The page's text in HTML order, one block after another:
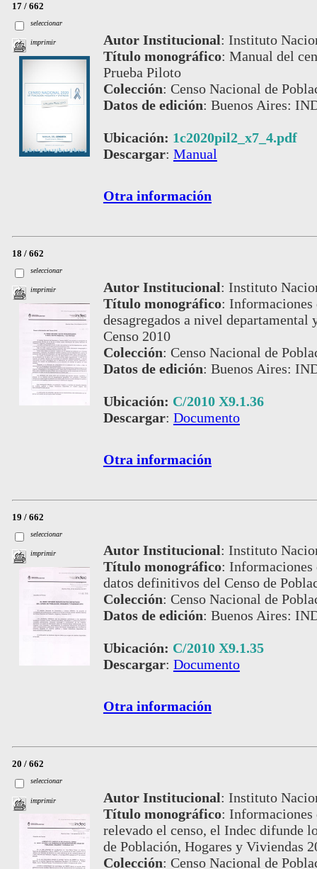
17 / 662
seleccionar
imprimir Autor Institucional: Instituto
Título monográfico: Manual del
Prueba Piloto
Colección: Censo Nacional de
Datos de edición: Buenos Aires:
Ubicación: 1c2020pil2_x7_4.pdf
Descargar: Manual
Otra información
18 / 662
seleccionar
imprimir Autor Institucional: Instituto
Título monográfico: Informaciones
desagregados a nivel
Censo 2010
Colección: Censo Nacional de
Datos de edición: Buenos Aires:
Ubicación: C/2010 X9.1.36
Descargar: Documento
Otra información
19 / 662
seleccionar
imprimir Autor Institucional: Instituto
Título monográfico: Informaciones
datos definitivos del Censo de
Colección: Censo Nacional de
Datos de edición: Buenos Aires:
Ubicación: C/2010 X9.1.35
Descargar: Documento
Otra información
20 / 662
seleccionar
imprimir Autor Institucional: Instituto
Título monográfico: Informaciones
relevado el censo, el Indec difunde
de Población, Hogares y Viviendas
Colección: Censo Nacional de